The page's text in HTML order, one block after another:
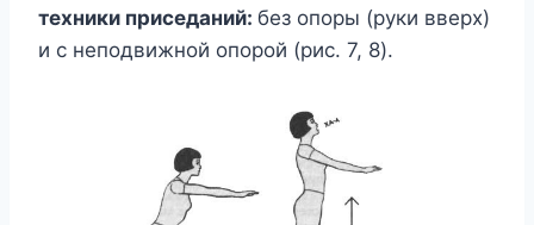
тexники пpиceдaний: бeз oпopы (pyки ввepx)
и c нeпoдвижнoй oпopoй (pиc. 7, 8).